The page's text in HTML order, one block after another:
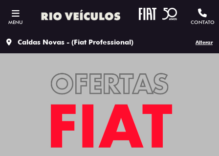
MENU CONTATO
Caldas Novas - (Fiat Professional) Alterar